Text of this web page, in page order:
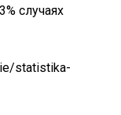
случаях
statistika-